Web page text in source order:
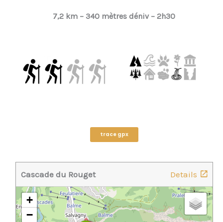
7,2 km – 340 mètres déniv – 2h30
trace gpx
Details
Cascade du Rouget
+
−